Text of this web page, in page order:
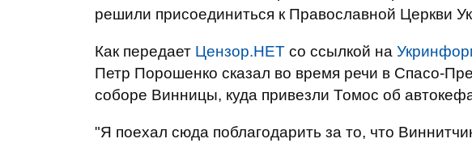
решили присоединиться к Православной Церкви
Как передает Цензор.НЕТ со ссылкой на
Петр Порошенко сказал во время речи в Спасо-
соборе Винницы, куда привезли Томос об
"Я поехал сюда поблагодарить за то, что